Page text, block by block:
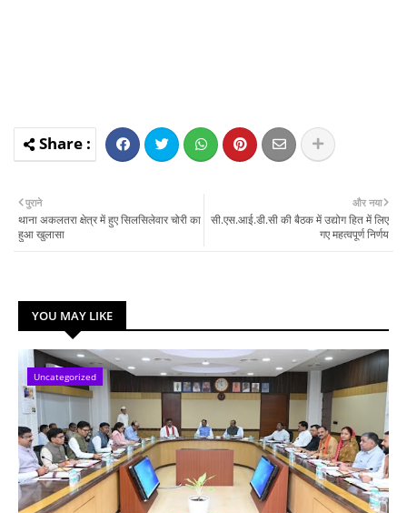
और नया
सी.एस.आई.डी.सी की बैठक में उद्योग हित में लिए
गए महत्वपूर्ण निर्णय
पुराने
थाना अकलतरा क्षेत्र में हुए सिलसिलेवार चोरी का
हुआ खुलासा
YOU MAY LIKE
Uncategorized